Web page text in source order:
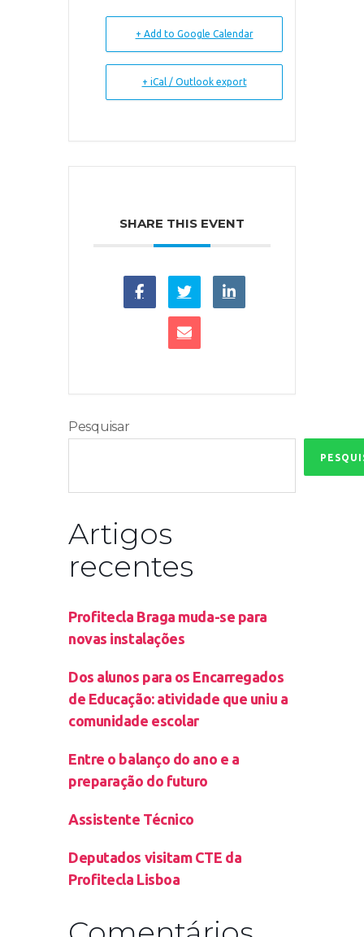
+ Add to Google Calendar
+ iCal / Outlook export
SHARE THIS EVENT
Pesquisar
Artigos
recentes
Profitecla Braga muda-se para
novas instalações
Dos alunos para os Encarregados
de Educação: atividade que uniu a
comunidade escolar
Entre o balanço do ano e a
preparação do futuro
Assistente Técnico
Deputados visitam CTE da
Profitecla Lisboa